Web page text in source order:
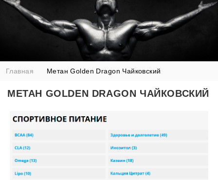
Главная Метан Golden Dragon Чайковский
МЕТАН GOLDEN DRAGON ЧАЙКОВСКИЙ